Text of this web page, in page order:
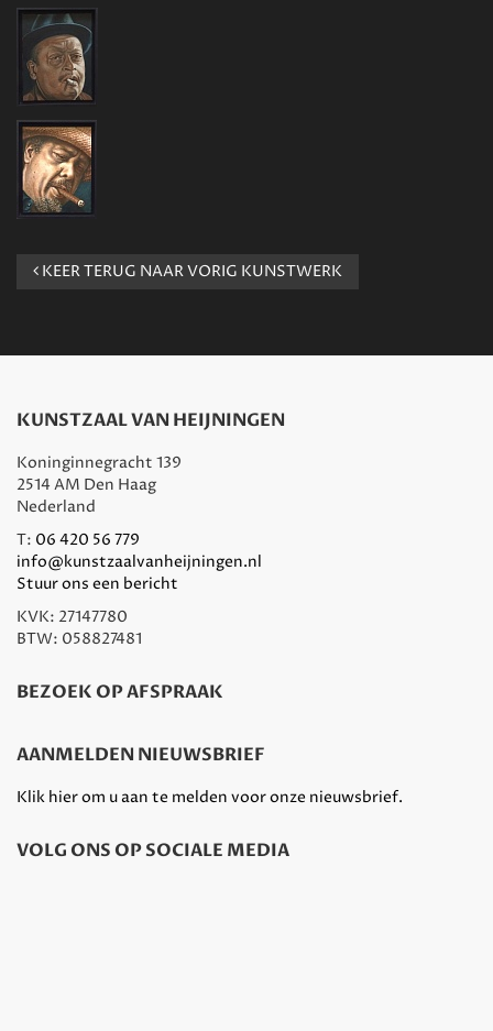
KEER TERUG NAAR VORIG KUNSTWERK
KUNSTZAAL VAN HEIJNINGEN
Koninginnegracht 139
2514 AM Den Haag
Nederland
T: 06 420 56 779
info@kunstzaalvanheijningen.nl
Stuur ons een bericht
KVK: 27147780
BTW: 058827481
BEZOEK OP AFSPRAAK
AANMELDEN NIEUWSBRIEF
Klik hier om u aan te melden voor onze nieuwsbrief.
VOLG ONS OP SOCIALE MEDIA